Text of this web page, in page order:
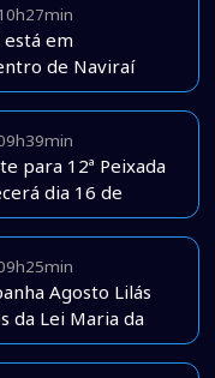
em
de Naviraí
para 12ª Peixada
dia 16 de
Agosto Lilás
da Lei Maria da